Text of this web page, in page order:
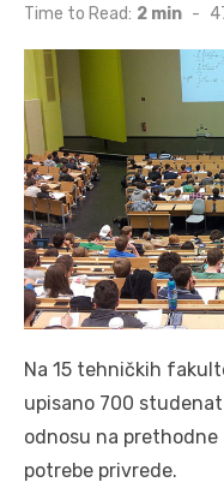
Time to Read: 2 min -
Na 15 tehničkih
upisano 700
odnosu na prethodne
potrebe privrede.